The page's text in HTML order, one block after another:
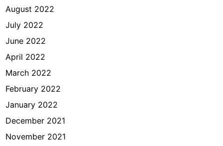
August 2022
July 2022
June 2022
April 2022
March 2022
February 2022
January 2022
December 2021
November 2021